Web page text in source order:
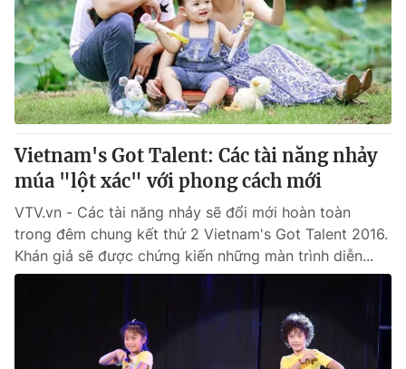
Vietnam's Got Talent: Các tài năng nhảy
múa "lột xác" với phong cách mới
VTV.vn - Các tài năng nhảy sẽ đổi mới hoàn toàn
trong đêm chung kết thứ 2 Vietnam's Got Talent 2016.
Khán giả sẽ được chứng kiến những màn trình diễn...